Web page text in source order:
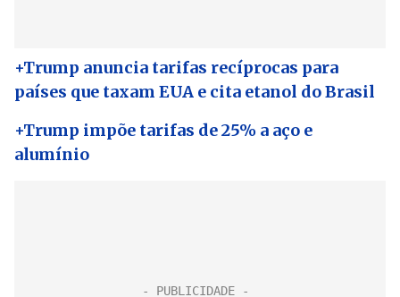
+Trump anuncia tarifas recíprocas para
países que taxam EUA e cita etanol do Brasil
+Trump impõe tarifas de 25% a aço e
alumínio